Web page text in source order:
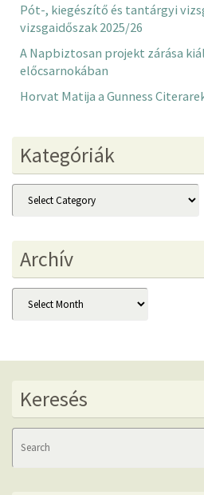
Pót-, kiegészítő és tantárgyi
vizsgaidőszak 2025/26
A Napbiztosan projekt zárása
előcsarnokában
Horvat Matija a Gunness
Kategóriák
Kategóriák
Archív
Archív
Keresés